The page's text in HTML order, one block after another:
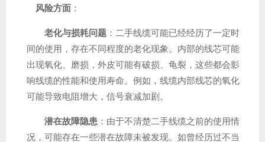
风险方面 ：
老化与损耗问题 ：二手线缆可能已经经历了一定时
间的使用，存在不同程度的老化现象。内部的线芯可能
出现氧化、磨损，外皮可能有破损、龟裂，这些都会影
响线缆的性能和使用寿命。例如，线缆内部线芯的氧化
可能导致电阻增大，信号衰减加剧。
潜在故障隐患 ：由于不清楚二手线缆之前的使用情
况，可能存在一些潜在故障未被发现。如曾经历过不当